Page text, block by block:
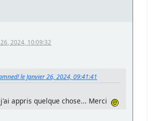
26, 2024, 10:09:32
le Janvier 26, 2024, 09:41:41
j'ai appris quelque chose... Merci